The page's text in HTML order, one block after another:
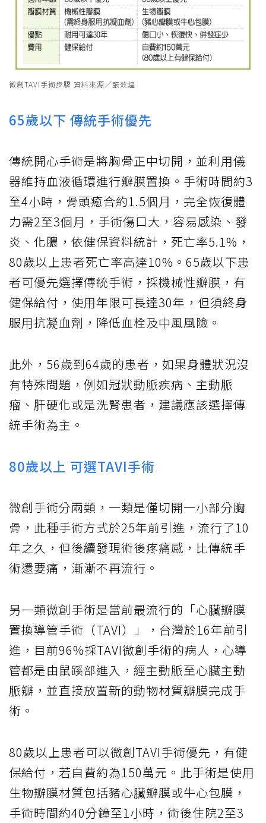
微創TAVI手術步驟 資料來源／張效煌
65歲以下 傳統手術優先
傳統開心手術是將胸骨正中切開，並利用儀
器維持血液循環進行瓣膜置換。手術時間約3
至4小時，骨頭癒合約1.5個月，完全恢復體
力需2至3個月，手術傷口大，容易感染、發
炎、化膿，依健保資料統計，死亡率5.1%，
80歲以上患者死亡率高達10%。65歲以下患
者可優先選擇傳統手術，採機械性瓣膜，有
健保給付，使用年限可長達30年，但須終身
服用抗凝血劑，降低血栓及中風風險。
此外，56歲到64歲的患者，如果身體狀況沒
有特殊問題，例如冠狀動脈疾病、主動脈
瘤、肝硬化或是洗腎患者，建議應該選擇傳
統手術為主。
80歲以上 可選TAVI手術
微創手術分兩類，一類是僅切開一小部分胸
骨，此種手術方式於25年前引進，流行了10
年之久，但後續發現術後疼痛感，比傳統手
術還要痛，漸漸不再流行。
另一類微創手術是當前最流行的「心臟瓣膜
置換導管手術（TAVI）」，台灣於16年前引
進，目前96%採TAVI微創手術的病人，心導
管都是由鼠蹊部進入，經主動脈至心臟主動
脈瓣，並直接放置新的動物材質瓣膜完成手
術。
80歲以上患者可以微創TAVI手術優先，有健
保給付，若自費約為150萬元。此手術是使用
生物瓣膜材質包括豬心臟瓣膜或牛心包膜，
手術時間約40分鐘至1小時，術後住院2至3